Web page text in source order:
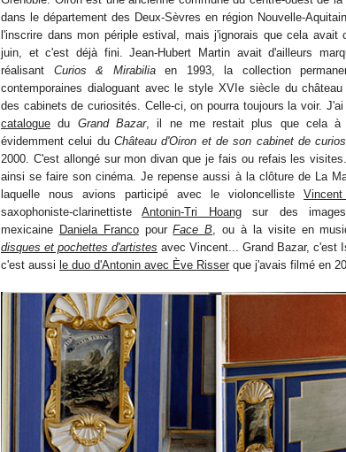
dans le département des Deux-Sèvres en région Nouvelle-
l'inscrire dans mon périple estival, mais j'ignorais que cela avait
juin, et c'est déjà fini. Jean-Hubert Martin avait d'ailleurs
réalisant Curios & Mirabiliaen 1993, la collection
contemporaines dialoguant avec le style XVIe siècle du
des cabinets de curiosités. Celle-ci, on pourra toujours la voir. J'ai
catalogue du Grand Bazar, il ne me restait plus que cela à
évidemment celui du Château d'Oiron et de son cabinet de
2000. C'est allongé sur mon divan que je fais ou refais les
ainsi se faire son cinéma. Je repense aussi à la clôture de La
laquelle nous avions participé avec le violoncelliste
saxophoniste-clarinettisteAntonin-Tri Hoangsur des
mexicaine Daniela FrancopourFace B , ou à la visite en
disques et pochettes d'artistes avec Vincent... Grand Bazar, c'est
c'est aussi le duo d'Antonin avec Ève Risser que j'avais filmé en